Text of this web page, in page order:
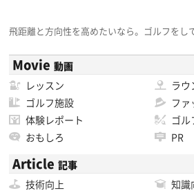
飛距離と方向性を高めたいなら。ゴルフを
Movie 動画
レッスン
ラウ
ゴルフ施設
ファ
体験レポート
ゴル
おもしろ
PR
Article 記事
技術向上
知識